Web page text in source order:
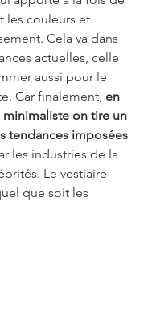
les couleurs et
Cela va dans
actuelles, celle
aussi pour le
Car finalement, en
on tire un
tendances imposées
les industries de la
Le vestiaire
que soit les